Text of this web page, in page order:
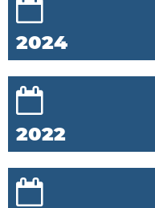
2024
2022